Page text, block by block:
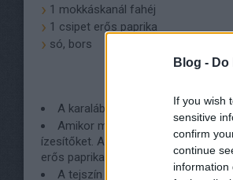
Blog -
If you wish
sensitive
confirm
continue
information
1 mokkáskanál fahéj
1 csipet erős paprika
só, bors
A karalábét és a sütőtököt
Amikor megpuhult, külön-külön
ízesítőket. A sütőtökhöz: só, bors,
erős paprika. A karalábéhoz: 2
A tejszín egyik felében oldjuk fel